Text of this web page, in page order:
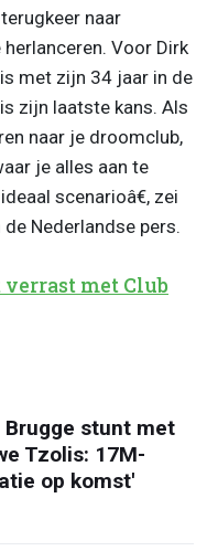
naar
Voor Dirk
met zijn 34 jaar in de
zijn laatste kans. Als
naar je droomclub,
je alles aan te
scenarioâ€, zei
Nederlandse pers.
met Club
Brugge stunt met
Tzolis: 17M-
op komst'